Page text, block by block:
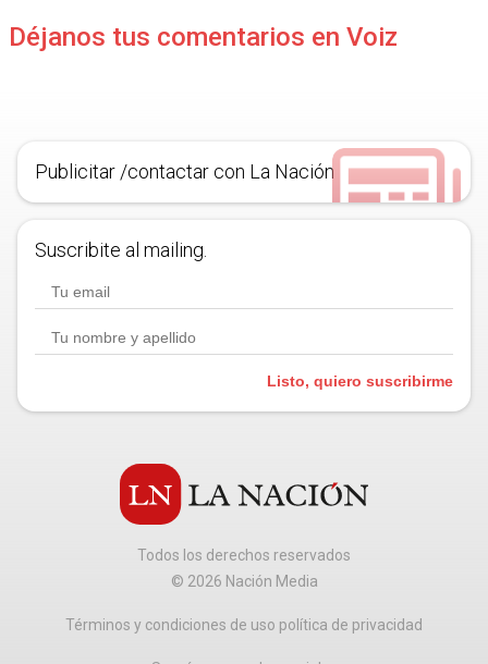
Déjanos tus comentarios en Voiz
Publicitar /contactar con La Nación
Suscribite al mailing.
Listo, quiero suscribirme
Todos los derechos reservados
© 2026 Nación Media
Términos y condiciones de uso política de privacidad